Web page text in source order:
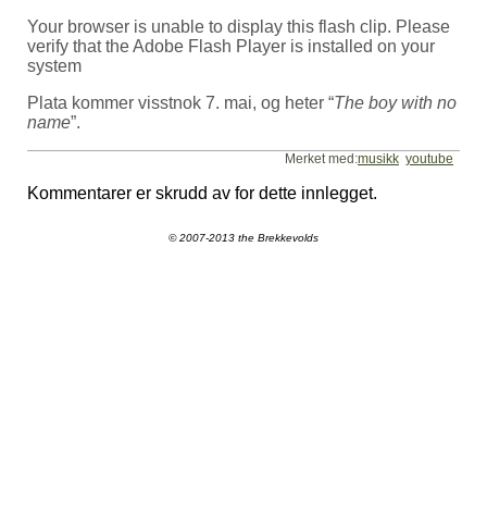
Your browser is unable to display this flash clip. Please
verify that the Adobe Flash Player is installed on your
system
Plata kommer visstnok 7. mai, og heter “The boy with no
name”.
Merket med:musikk youtube
Kommentarer er skrudd av for dette innlegget.
© 2007-2013 the Brekkevolds